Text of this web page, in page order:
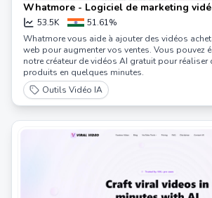
Whatmore - Logiciel de marketing
commerce électronique et Shopify
53.5K 51.61%
Whatmore vous aide à ajouter des vidéos
web pour augmenter vos ventes. Vous pouvez
notre créateur de vidéos AI gratuit pour réaliser
produits en quelques minutes.
Outils Vidéo IA